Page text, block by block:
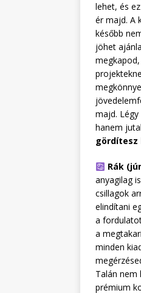
lehet, és
ér majd. A
később
jöhet
majd.
hanem
gördítesz
Rák
anyagilag
csillagok
elindítani
a
a
minden
Talán nem
prémium